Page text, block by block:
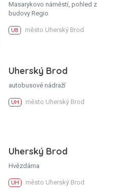
Masarykovo náměstí, pohled z
budovy Regio
UB město Uherský Brod
Uherský Brod
autobusové nádraží
UH město Uherský Brod
Uherský Brod
Hvězdárna
UH město Uherský Brod